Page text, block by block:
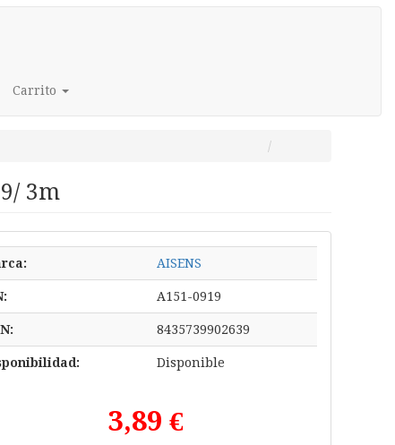
Carrito
3m
AISENS
A151-0919
8435739902639
Disponible
3,89 €